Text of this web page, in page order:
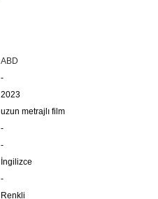
ABD
-
2023
uzun metrajlı film
-
-
İngilizce
-
Renkli